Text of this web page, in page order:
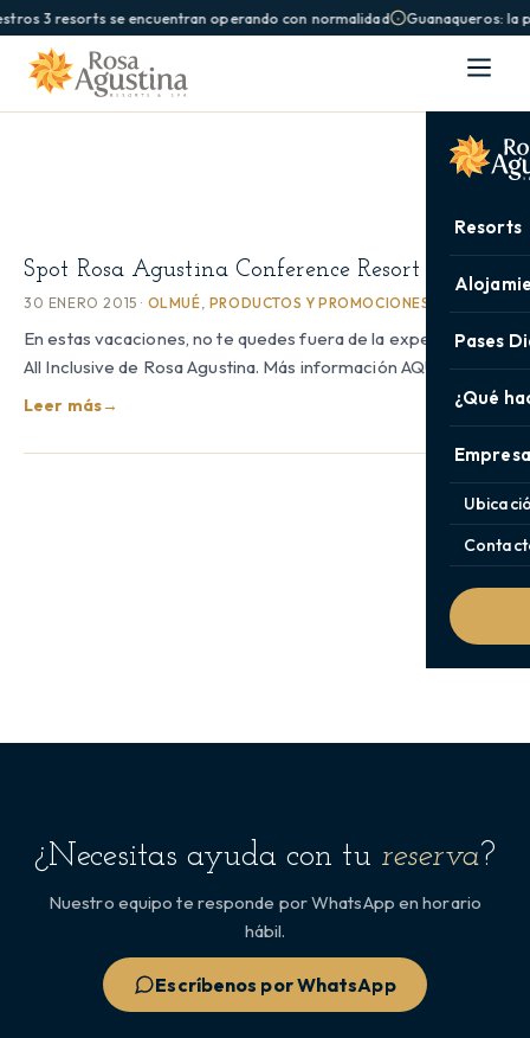
3 resorts se encuentran operando con normalidad Guanaqueros: la
Resorts
Pases
¿Qué
Spot Rosa Agustina Conference Resort & Spa
30 ENERO 2015 · OLMUÉ, PRODUCTOS Y PROMOCIONES
En estas vacaciones, no te quedes fuera de la experiencia
All Inclusive de Rosa Agustina. Más información AQUÍ
Leer más→
¿Necesitas ayuda con tu reserva?
Nuestro equipo te responde por WhatsApp en horario
hábil.
Escríbenos por WhatsApp